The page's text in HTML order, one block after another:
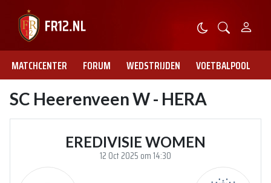
MATCHCENTER FORUM WEDSTRIJDEN VOETBALPOOL
SC Heerenveen W - HERA
EREDIVISIE WOMEN
12 Oct 2025 om 14:30